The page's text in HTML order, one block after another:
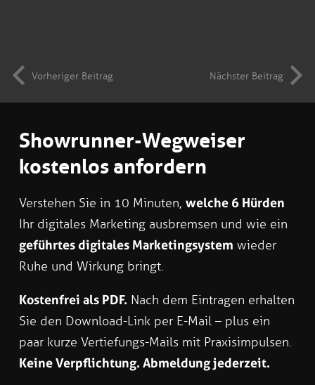
Vorheriger Beitrag Nächster Beitrag
Showrunner-Wegweiser
kostenlos anfordern
Verstehen Sie in 10 Minuten, welche 6 Hürden
Ihr digitales Marketing ausbremsen und wie ein
geführtes digitales Marketingsystem wieder
Ruhe und Wirkung bringt.
Kostenfrei als PDF. Nach dem Eintragen erhalten
Sie den Download-Link per E-Mail – plus ein
paar kurze Vertiefungs-Mails mit Praxisimpulsen.
Keine Verpflichtung. Abmeldung jederzeit.